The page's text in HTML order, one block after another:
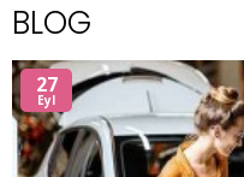
BLOG
27
Eyl